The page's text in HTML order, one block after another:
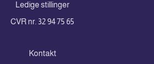
Ledige stillinger
CVR nr. 32 94 75 65
Kontakt